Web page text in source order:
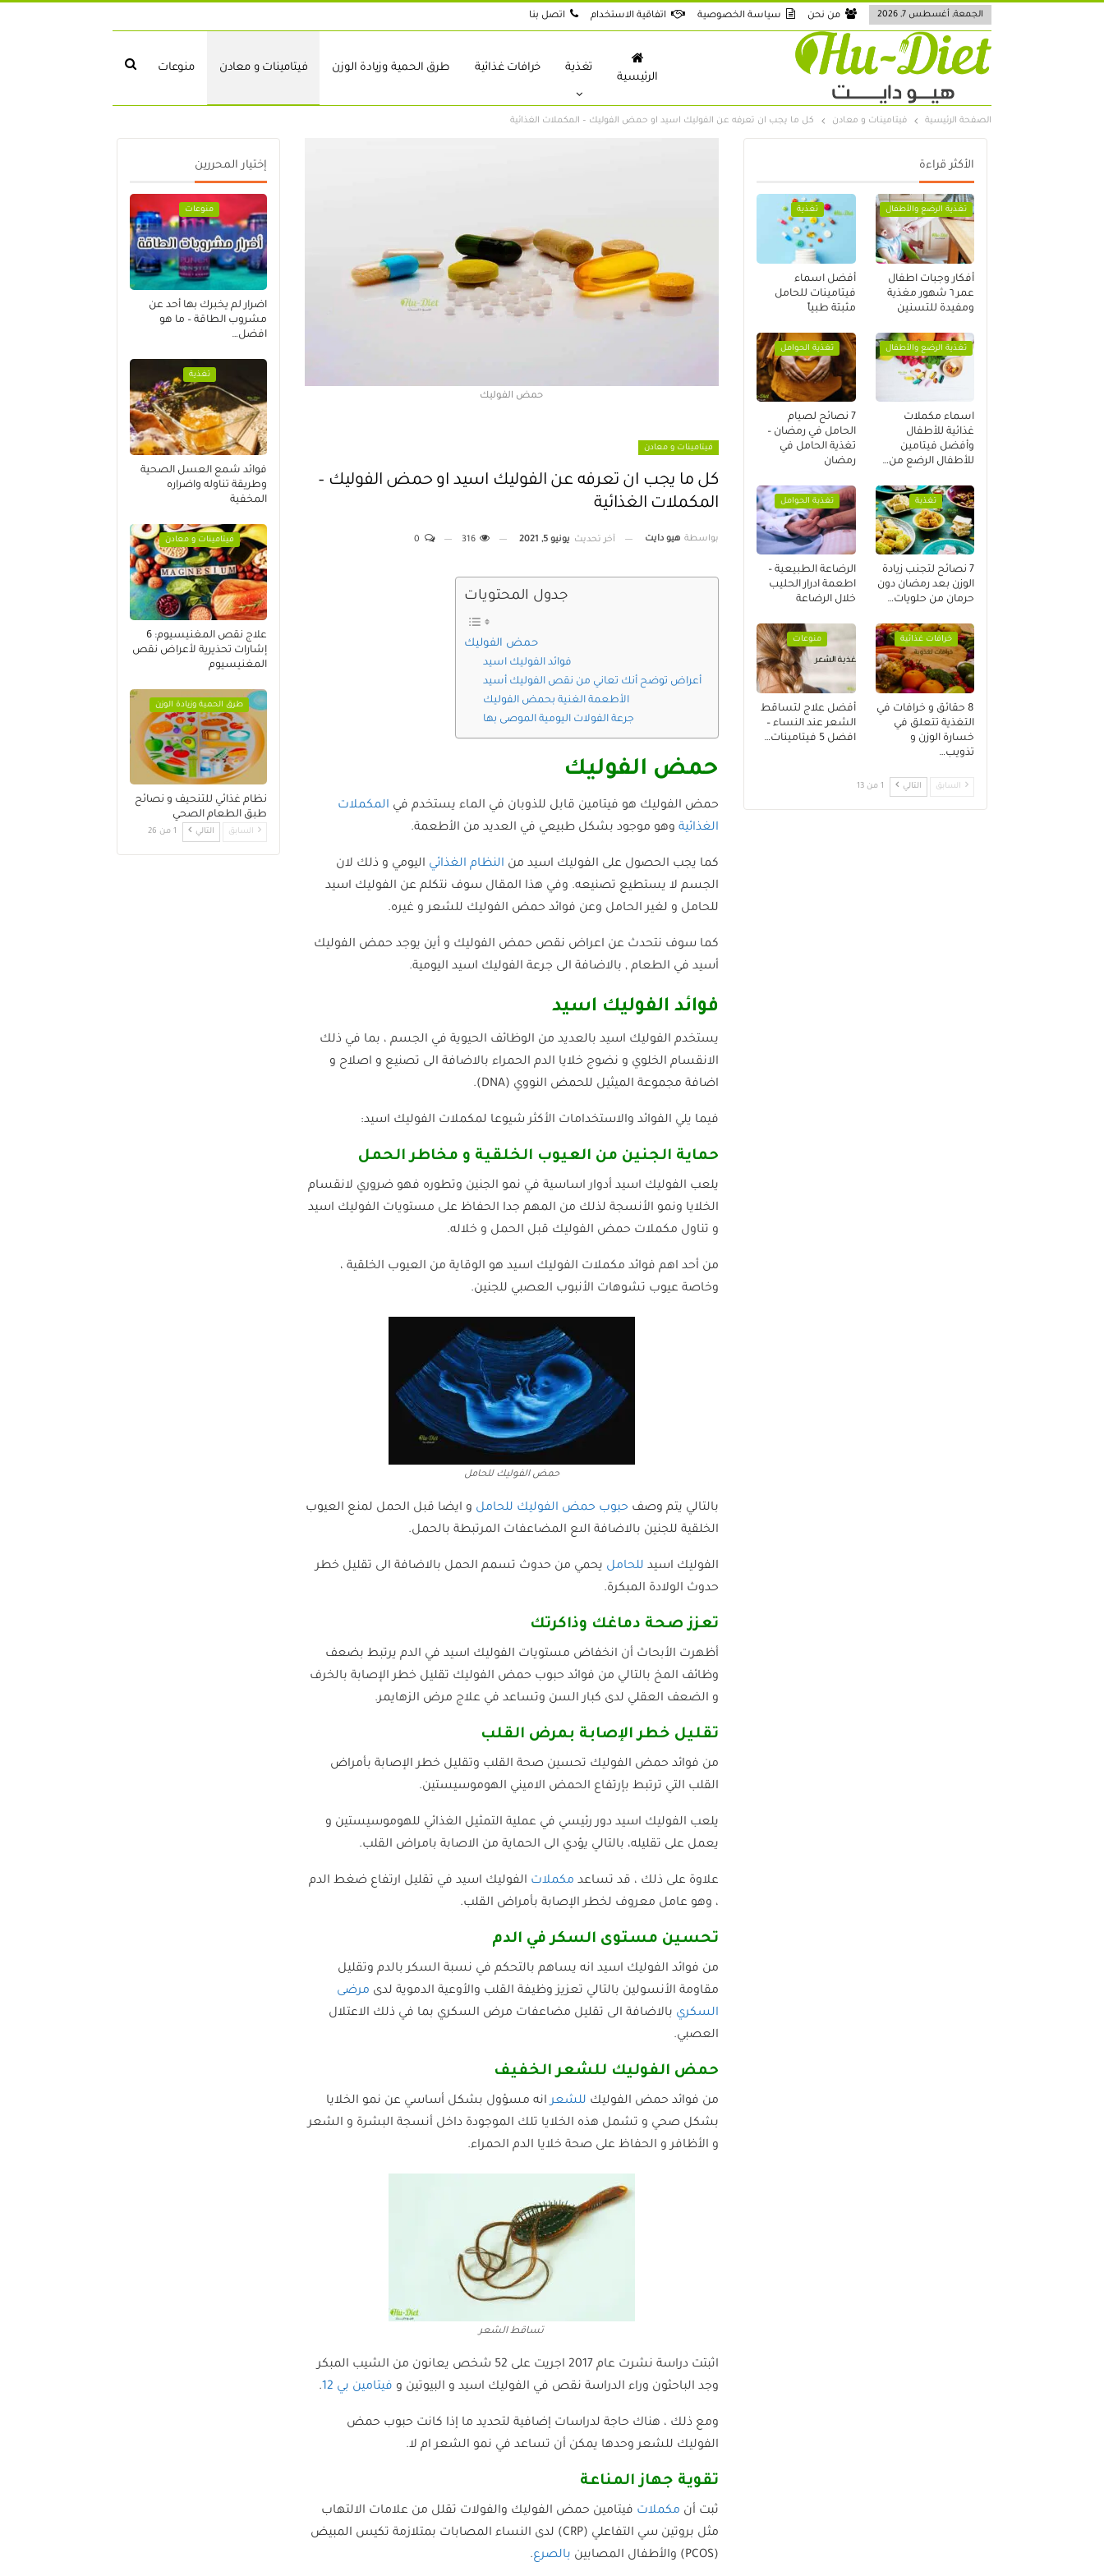
الجمعة, أغسطس 7, 2026 من نحن سياسة الخصوصية اتفاقية الاستخدام اتصل بنا
الرئيسية
تغذية خرافات غذائية طرق الحمية وزيادة الوزن فيتامينات و معادن منوعات
الصفحة الرئيسية فيتامينات و معادن كل ما يجب ان تعرفه عن الفوليك اسيد او حمض الفوليك – المكملات الغذائية
حمض الفوليك
فيتامينات و معادن
كل ما يجب ان تعرفه عن الفوليك اسيد او حمض الفوليك –
المكملات الغذائية
بواسطة هيو دايت آخر تحديث يونيو 5, 2021
جدول المحتويات
حمض الفوليك
فوائد الفوليك اسيد
أعراض توضح أنك تعاني من نقص الفوليك أسيد
الأطعمة الغنية بحمض الفوليك
جرعة الفولات اليومية الموصى بها
حمض الفوليك
حمض الفوليك هو فيتامين قابل للذوبان في الماء يستخدم في المكملات
الغذائية وهو موجود بشكل طبيعي في العديد من الأطعمة.
كما يجب الحصول على الفوليك اسيد من النظام الغذائي اليومي و ذلك لان
الجسم لا يستطيع تصنيعه. وفي هذا المقال سوف نتكلم عن الفوليك اسيد
للحامل و لغير الحامل وعن فوائد حمض الفوليك للشعر و غيره.
كما سوف نتحدث عن اعراض نقص حمض الفوليك و أين يوجد حمض الفوليك
أسيد في الطعام , بالاضافة الى جرعة الفوليك اسيد اليومية.
فوائد الفوليك اسيد
يستخدم الفوليك اسيد بالعديد من الوظائف الحيوية في الجسم ، بما في ذلك
الانقسام الخلوي و نضوج خلايا الدم الحمراء بالاضافة الى تصنيع و اصلاح و
اضافة مجموعة الميثيل للحمض النووي (DNA).
فيما يلي الفوائد والاستخدامات الأكثر شيوعا لمكملات الفوليك اسيد:
حماية الجنين من العيوب الخلقية و مخاطر الحمل
يلعب الفوليك اسيد أدوار اساسية في نمو الجنين وتطوره فهو ضروري لانقسام
الخلايا ونمو الأنسجة لذلك من المهم جدا الحفاظ على مستويات الفوليك اسيد
و تناول مكملات حمض الفوليك قبل الحمل و خلاله.
من أحد اهم فوائد مكملات الفوليك اسيد هو الوقاية من العيوب الخلقية ،
وخاصة عيوب تشوهات الأنبوب العصبي للجنين.
حمض الفوليك للحامل
بالتالي يتم وصف حبوب حمض الفوليك للحامل و ايضا قبل الحمل لمنع العيوب
الخلقية للجنين بالاضافة الىع المضاعفات المرتبطة بالحمل.
الفوليك اسيد للحامل يحمي من حدوث تسمم الحمل بالاضافة الى تقليل خطر
حدوث الولادة المبكرة.
تعزز صحة دماغك وذاكرتك
أظهرت الأبحاث أن انخفاض مستويات الفوليك اسيد في الدم يرتبط بضعف
وظائف المخ بالتالي من فوائد حبوب حمض الفوليك تقليل خطر الإصابة بالخرف
و الضعف العقلي لدى كبار السن وتساعد في علاج مرض الزهايمر.
تقليل خطر الإصابة بمرض القلب
من فوائد حمض الفوليك تحسين صحة القلب وتقليل خطر الإصابة بأمراض
القلب التي ترتبط بإرتفاع الحمض الاميني الهوموسيستين.
يلعب الفوليك اسيد دور رئيسي في عملية التمثيل الغذائي للهوموسيستين و
يعمل على تقليله، بالتالي يؤدي الى الحماية من الاصابة بامراض القلب.
علاوة على ذلك ، قد تساعد مكملات الفوليك اسيد في تقليل ارتفاع ضغط الدم
، وهو عامل معروف لخطر الإصابة بأمراض القلب.
تحسين مستوى السكر في الدم
من فوائد الفوليك اسيد انه يساهم بالتحكم في نسبة السكر بالدم وتقليل
مقاومة الأنسولين بالتالي تعزيز وظيفة القلب والأوعية الدموية لدى مرضى
السكري بالاضافة الى تقليل مضاعفات مرض السكري بما في ذلك الاعتلال
العصبي.
حمض الفوليك للشعر الخفيف
من فوائد حمض الفوليك للشعرانه مسؤول بشكل أساسي عن نمو الخلايا
بشكل صحي و تشمل هذه الخلايا تلك الموجودة داخل أنسجة البشرة و الشعر
و الأظافر و الحفاظ على صحة خلايا الدم الحمراء.
تساقط الشعر
اثبتت دراسة نشرت عام 2017 اجريت على 52 شخص يعانون من الشيب المبكر
وجد الباحثون وراء الدراسة نقص في الفوليك اسيد و البيوتين و فيتامين بي 12 .
ومع ذلك ، هناك حاجة لدراسات إضافية لتحديد ما إذا كانت حبوب حمض
الفوليك للشعر وحدها يمكن أن تساعد في نمو الشعر ام لا.
تقوية جهاز المناعة
ثبت أن مكملات فيتامين حمض الفوليك والفولات تقلل من علامات الالتهاب
مثل بروتين سي التفاعلي (CRP) لدى النساء المصابات بمتلازمة تكيس المبيض
(PCOS) والأطفال المصابين
بالصرع.
الأكثر قراءة
تغذية الرضع والأطفال
أفكار وجبات اطفال
عمر ٦ شهور مغذية
ومفيدة للتسنين
تغذية
أفضل اسماء
فيتامينات للحامل
مثبتة طبياً
تغذية الرضع والأطفال
اسماء مكملات
غذائية للأطفال
وأفضل فيتامين
للأطفال الرضع من…
تغذية الحوامل
7 نصائح لصيام
الحامل في رمضان –
تغذية الحامل في
رمضان
تغذية
7 نصائح لتجنب زيادة
الوزن بعد رمضان دون
حرمان من حلويات…
تغذية الحوامل
الرضاعة الطبيعية –
اطعمة ادرار الحليب
خلال الرضاعة
خرافات غذائية
8 حقائق و خرافات في
التغذية تتعلق في
خسارة الوزن و
تذويب…
منوعات
أفضل علاج لتساقط
الشعر عند النساء –
افضل 5 فيتامينات…
السابق التالي 1 من 13
إختيار المحررين
منوعات
اضرار لم يخبرك بها أحد عن
مشروب الطاقة – ما هو
افضل…
تغذية
فوائد شمع العسل الصحية
وطريقة تناوله واضراره
المخفية
فيتامينات و معادن
علاج نقص المغنيسيوم: 6
إشارات تحذيرية لأعراض نقص
المغنيسيوم
طرق الحمية وزيادة الوزن
نظام غذائي للتنحيف و نصائح
طبق الطعام الصحي
السابق التالي 1 من 26